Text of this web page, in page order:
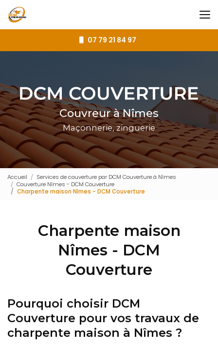
au
contenu
principal
07 79 21 84 97
Couvreur à Nîmes
Maçonnerie, zinguerie
Accueil
Services de couverture par DCM Couverture à Nîmes
Couverture Nîmes - DCM Couverture
Charpente maison Nîmes - DCM Couverture
Charpente maison
Nîmes - DCM
Couverture
Pourquoi choisir DCM
Couverture pour vos travaux de
charpente maison à Nîmes ?